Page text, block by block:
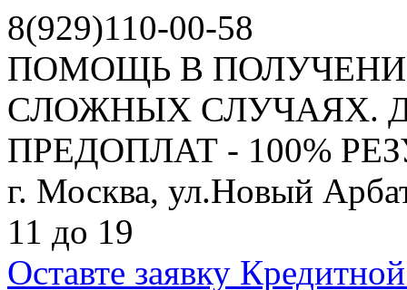
8(929)110-00-58
ПОМОЩЬ В
СЛОЖНЫХ СЛУЧАЯХ.
ПРЕДОПЛАТ - 100%
г. Москва, ул.Новый
11 до 19
Оставте заявку